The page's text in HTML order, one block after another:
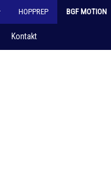
HOPPREP BGF MOTION
Kontakt